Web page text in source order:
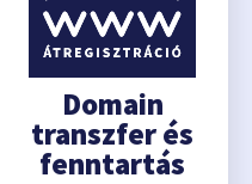
Domain
transzfer és
fenntartás